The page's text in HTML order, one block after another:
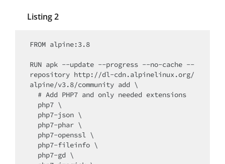
Listing 2
FROM alpine:3.8
RUN apk --update --progress --no-cache --
repository http://dl-cdn.alpinelinux.org/
alpine/v3.8/community add \